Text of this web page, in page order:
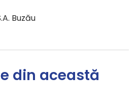
Buzău
din această